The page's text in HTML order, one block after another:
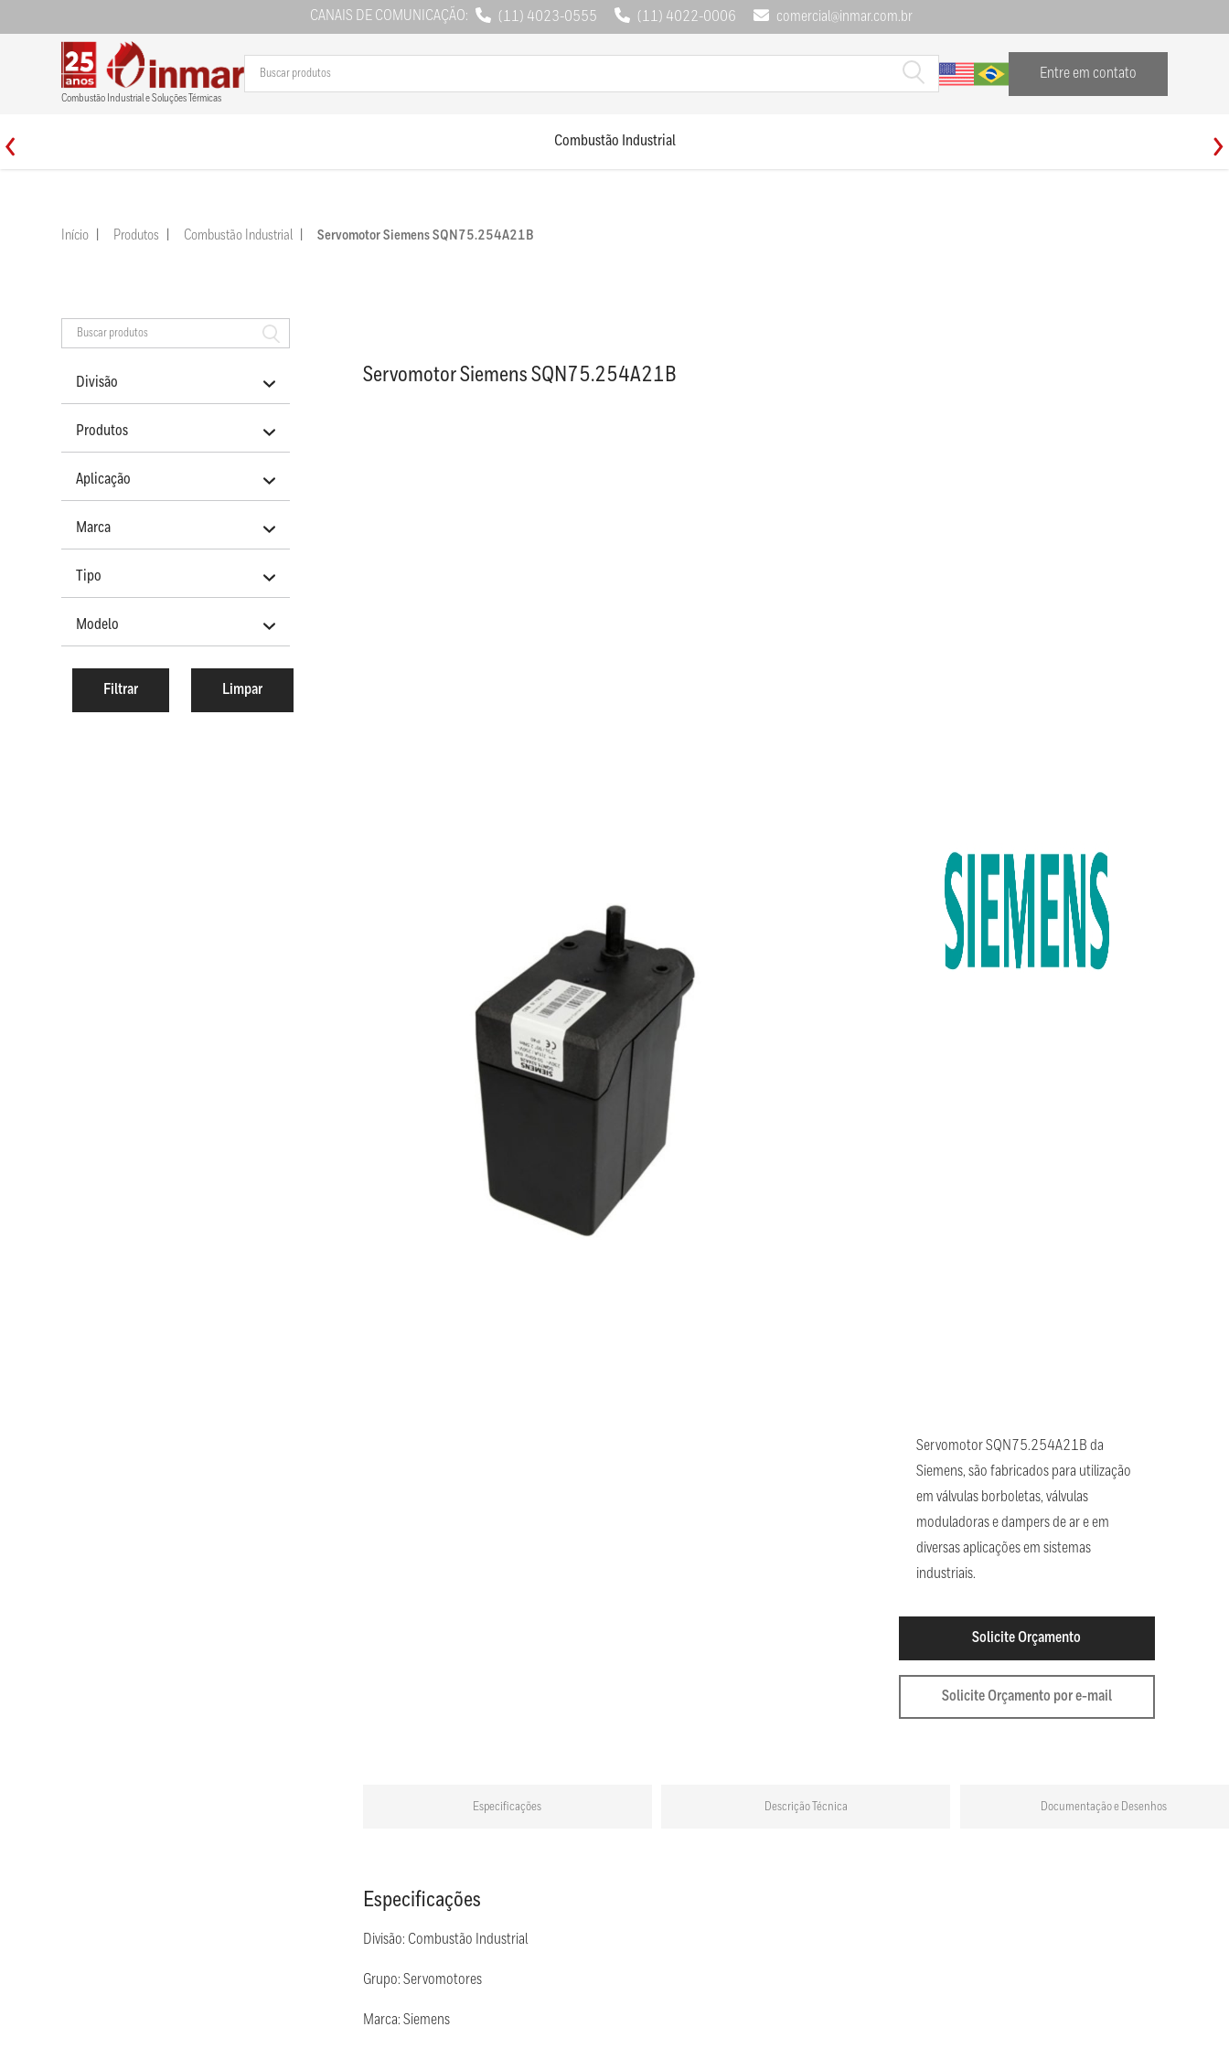
CANAIS DE COMUNICAÇÃO: (11) 4023-0555 (11) 4022-0006 comercial@inmar.com.br
Combustão Industrial e Soluções Térmicas
Entre em contato
Combustão Industrial
Início Produtos Combustão Industrial Servomotor Siemens SQN75.254A21B
Divisão
Produtos
Aplicação
Marca
Tipo
Modelo
Servomotor Siemens SQN75.254A21B
Servomotor SQN75.254A21B da
Siemens, são fabricados para utilização
em válvulas borboletas, válvulas
moduladoras e dampers de ar e em
diversas aplicações em sistemas
industriais.
Solicite Orçamento
Solicite Orçamento por e-mail
Especificações Descrição Técnica Documentação e Desenhos
Especificações
Divisão: Combustão Industrial
Grupo: Servomotores
Marca: Siemens